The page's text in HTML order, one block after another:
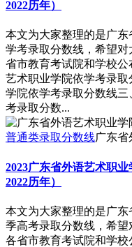
2022历年）
本文为大家整理的是广东
学考录取分数线，希望
省市教育考试院和学校
艺术职业学院依学考录取
学院依学考录取分数线三
考录取分数...
普通类录取分数线广东省
2023广东省外语艺术职
2022历年）
本文为大家整理的是广东
季高考录取分数线，希
各省市教育考试院和学校